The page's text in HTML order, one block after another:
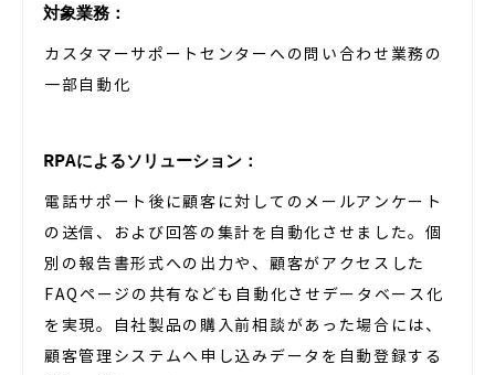
対象業務：
カスタマーサポートセンターへの問い合わせ業務の
一部自動化
RPAによるソリューション：
電話サポート後に顧客に対してのメールアンケート
の送信、および回答の集計を自動化させました。個
別の報告書形式への出力や、顧客がアクセスした
FAQページの共有なども自動化させデータベース化
を実現。自社製品の購入前相談があった場合には、
顧客管理システムへ申し込みデータを自動登録する